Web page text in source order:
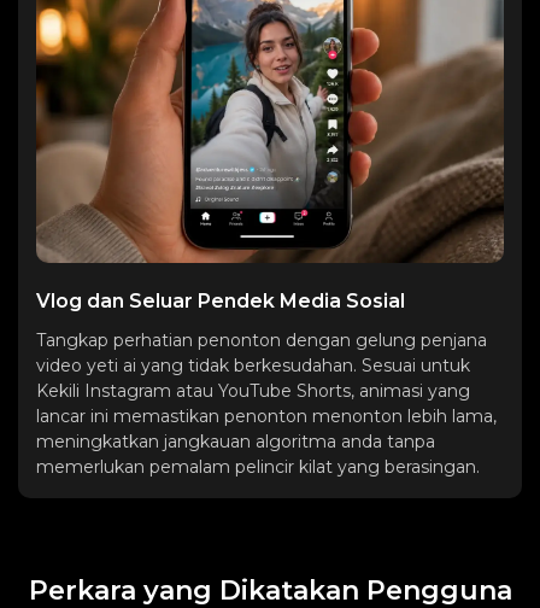
Vlog dan Seluar Pendek Media Sosial
Tangkap perhatian penonton dengan gelung penjana
video yeti ai yang tidak berkesudahan. Sesuai untuk
Kekili Instagram atau YouTube Shorts, animasi yang
lancar ini memastikan penonton menonton lebih lama,
meningkatkan jangkauan algoritma anda tanpa
memerlukan pemalam pelincir kilat yang berasingan.
Perkara yang Dikatakan Pengguna